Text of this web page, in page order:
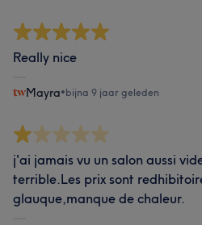
Really nice
Mayra•bijna 9 jaar geleden
j'ai jamais vu un salon aussi
terrible.Les prix sont
glauque,manque de chaleur.